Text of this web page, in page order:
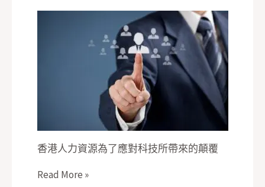
香港人力資源為了應對科技所帶來的顛覆
Read More »